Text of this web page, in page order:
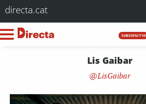
directa.cat
SUBSCRIU-T'HI
Lis Gaibar
LisGaibar